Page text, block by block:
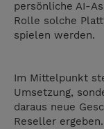
persönliche AI-
Rolle solche
spielen werden.
Im Mittelpunkt
Umsetzung,
daraus neue
Reseller